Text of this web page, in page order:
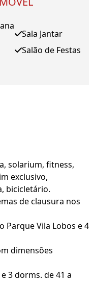
Sala Jantar
Salão de Festas
solarium, fitness,
exclusivo,
bicicletário.
de clausura nos
Parque Vila Lobos e 4
dimensões
3 dorms. de 41 a